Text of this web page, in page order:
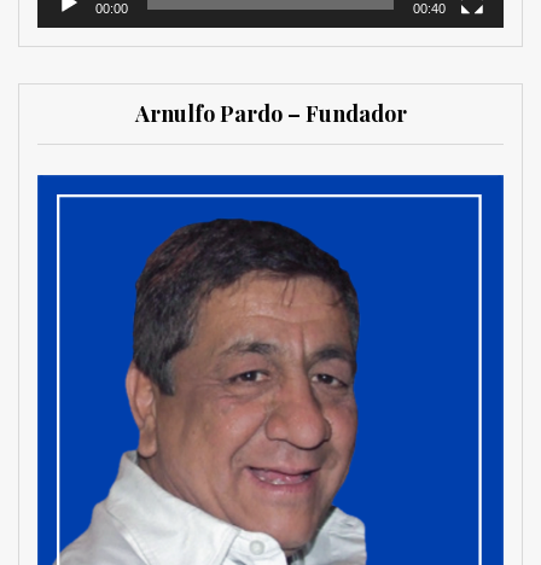
00:00 00:40
Arnulfo Pardo – Fundador